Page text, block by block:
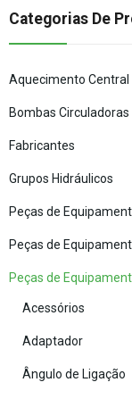
Categorias De
Aquecimento Central
Bombas Circuladoras
Fabricantes
Grupos Hidráulicos
Peças de
Peças de
Peças de
Acessórios
Adaptador
Ângulo de Ligação